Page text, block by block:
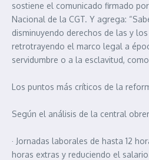
sostiene el comunicado firmado
Nacional de la CGT. Y agrega:
disminuyendo derechos de las y
retrotrayendo el marco legal a
servidumbre o a la esclavitud,
Los puntos más críticos de la
Según el análisis de la central
· Jornadas laborales de hasta 12
horas extras y reduciendo el